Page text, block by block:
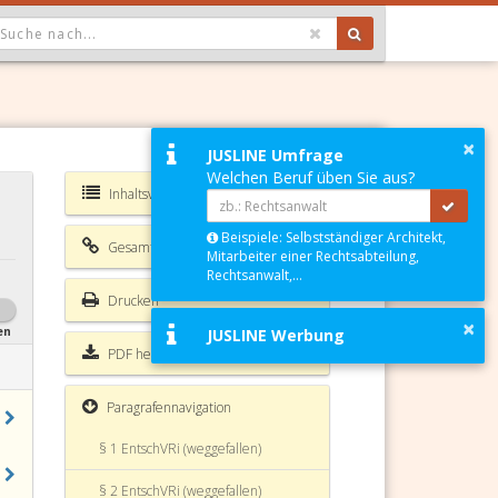
GEWÄHLTER WERT IST ALLE
Inhaltsverzeichnis EntschVRi
Gesamte Rechtsvorschrift
Drucken
PDF herunterladen
Paragrafennavigation
§ 1 EntschVRi (weggefallen)
§ 2 EntschVRi (weggefallen)
×
JUSLINE Umfrage
Welchen Beruf üben Sie aus?
Beispiele: Selbstständiger Architekt,
Mitarbeiter einer Rechtsabteilung,
Rechtsanwalt,...
×
JUSLINE Werbung